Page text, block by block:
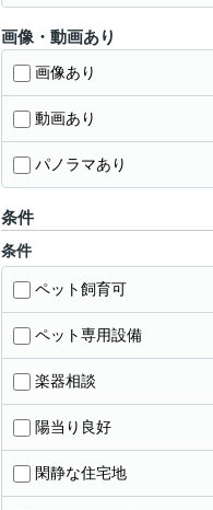
画像・動画あり
画像あり
動画あり
パノラマあり
条件
条件
ペット飼育可
ペット専用設備
楽器相談
陽当り良好
閑静な住宅地